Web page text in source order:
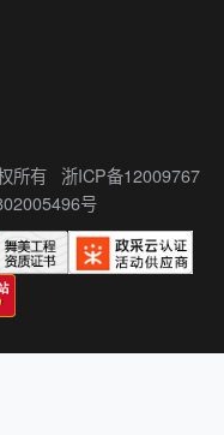
所有 浙ICP备12009767
号